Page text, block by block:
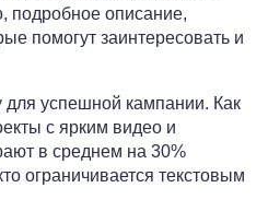
подробное описание,
помогут заинтересовать и
для успешной кампании. Как
с ярким видео и
в среднем на 30%
ограничивается текстовым